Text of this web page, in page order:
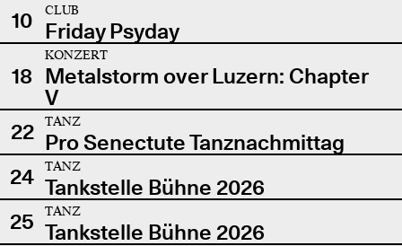
10
CLUB
Friday Psyday
18
KONZERT
Metalstorm over Luzern: Chapter
V
22
TANZ
Pro Senectute Tanznachmittag
24
TANZ
Tankstelle Bühne 2026
25
TANZ
Tankstelle Bühne 2026